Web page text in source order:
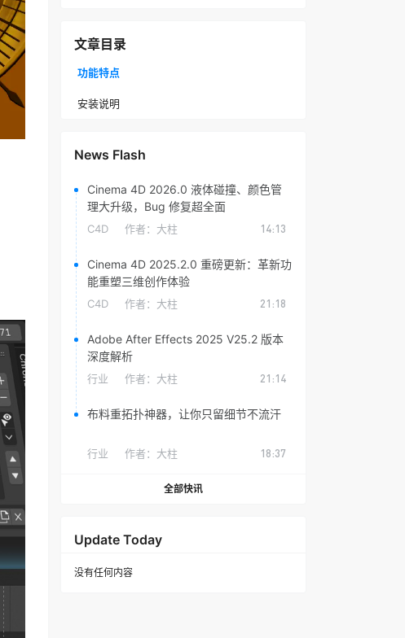
文章目录
功能特点
安装说明
News Flash
Cinema 4D 2026.0 液体碰撞、颜色管
理大升级，Bug 修复超全面
C4D 作者： 大柱 14:13
Cinema 4D 2025.2.0 重磅更新：革新功
能重塑三维创作体验
C4D 作者： 大柱 21:18
Adobe After Effects 2025 V25.2 版本
深度解析
行业 作者： 大柱 21:14
布料重拓扑神器，让你只留细节不流汗
行业 作者： 大柱 18:37
全部快讯
Update Today
没有任何内容